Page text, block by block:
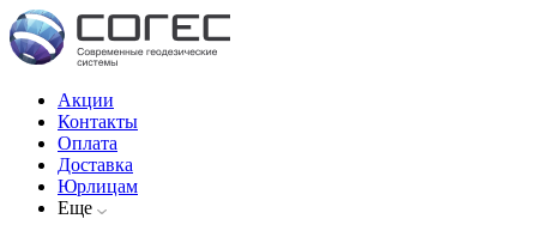
Акции
Контакты
Оплата
Доставка
Юрлицам
Еще